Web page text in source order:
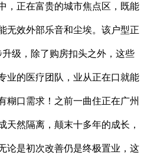
，正在富贵的城市焦点区，既能
无效外部乐音和尘埃。该户型正
级，除了购房扣头之外，这些
业的医疗团队，业从正在口就能
糊口需求！之前一曲住正在广州
天然隔离，颠末十多年的成长，
论是初次改善仍是终极置业，这